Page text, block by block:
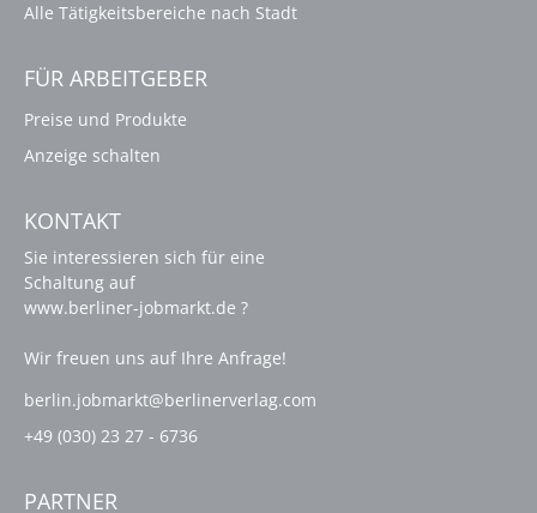
Alle Tätigkeitsbereiche nach Stadt
FÜR ARBEITGEBER
Preise und Produkte
Anzeige schalten
KONTAKT
Sie interessieren sich für eine
Schaltung auf
www.berliner-jobmarkt.de ?
Wir freuen uns auf Ihre Anfrage!
berlin.jobmarkt@berlinerverlag.com
+49 (030) 23 27 - 6736
PARTNER